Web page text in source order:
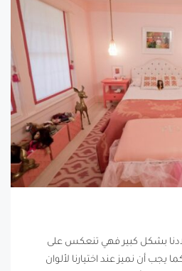
بشكل كبير فهي تنعكس على
يجب أن نميز عند اختيارنا لألوان